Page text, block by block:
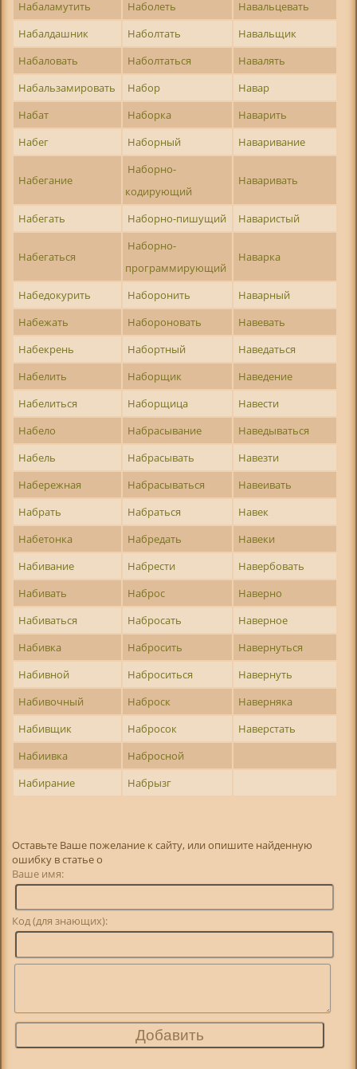
Набаламутить
Наболеть
Навальцевать
Набалдашник
Наболтать
Навальщик
Набаловать
Наболтаться
Навалять
Набальзамировать
Набор
Навар
Набат
Наборка
Наварить
Набег
Наборный Наваривание
Набегание
Наборно-
кодирующий
Наваривать
Набегать Наборно-пишущий Наваристый
Набегаться
Наборно-
программирующий
Наварка
Набедокурить Наборонить
Наварный
Набежать
Набороновать
Навевать
Набекрень
Набортный
Наведаться
Набелить
Наборщик
Наведение
Набелиться
Наборщица
Навести
Набело
Набрасывание
Наведываться
Набель
Набрасывать
Навезти
Набережная
Набрасываться
Навеивать
Набрать
Набраться
Навек
Набетонка
Набредать
Навеки
Набивание
Набрести
Навербовать
Набивать
Наброс
Наверно
Набиваться
Набросать
Наверное
Набивка
Набросить
Навернуться
Набивной
Наброситься
Навернуть
Набивочный
Наброск
Наверняка
Набивщик
Набросок
Наверстать
Набиивка
Набросной
Набирание
Набрызг
Оставьте Ваше пожелание к сайту, или опишите найденную
ошибку в статье о
Ваше имя:
Код (для знающих):